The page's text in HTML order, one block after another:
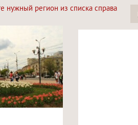
нужный регион из списка справа